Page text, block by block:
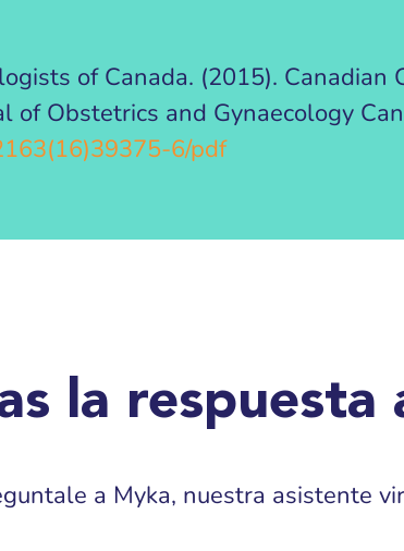
of Canada. (2015). Canadian
of Obstetrics and Gynaecology
6/pdf
la
a Myka, nuestra asistente